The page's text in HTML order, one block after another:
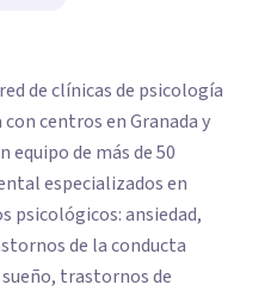
de clínicas de psicología
centros en Granada y
equipo de más de 50
especializados en
psicológicos: ansiedad,
de la conducta
trastornos de